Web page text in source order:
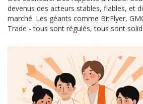
devenus des acteurs stables, fiables, et
marché. Les géants comme BitFlyer,
Trade - tous sont régulés, tous sont